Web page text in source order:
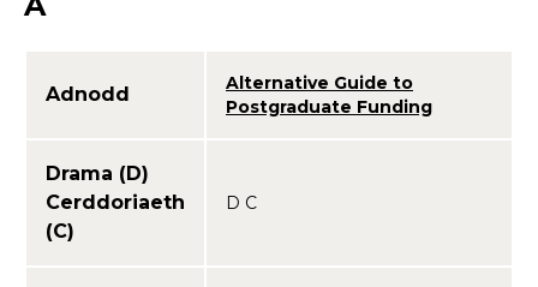
Adnodd
Alternative Guide to
Postgraduate Funding
Drama (D)
Cerddoriaeth
(C)
D C